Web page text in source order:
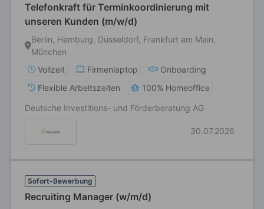
Telefonkraft für Terminkoordinierung mit
unseren Kunden (m/w/d)
Berlin, Hamburg, Düsseldorf, Frankfurt am Main,
München
Vollzeit
Firmenlaptop
Onboarding
Flexible Arbeitszeiten
100% Homeoffice
Deutsche Investitions- und Förderberatung AG
30.07.2026
Sofort-Bewerbung
Recruiting Manager (w/m/d)